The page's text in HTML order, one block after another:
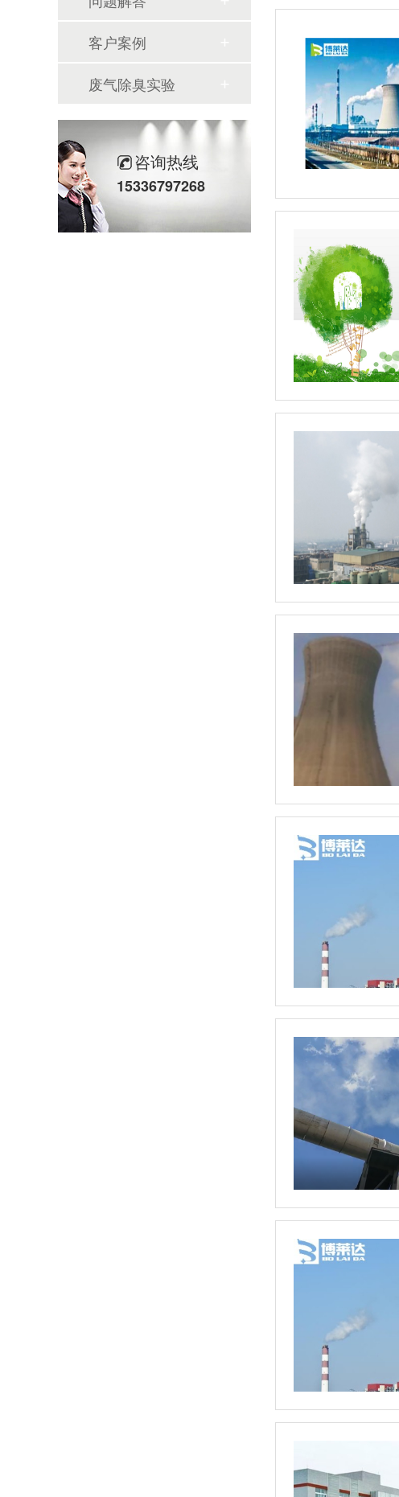
客户案例
废气除臭实验
咨询热线
15336797268